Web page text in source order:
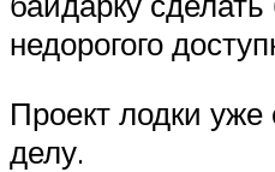
недорогого
Проект лодки уже
делу.